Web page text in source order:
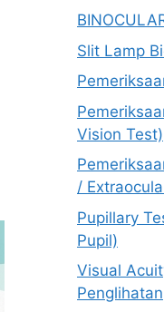
Slit Lamp
Vision Test)
/
Pupillary
Pupil)
Visual
Penglihatan